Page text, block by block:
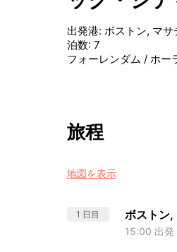
出発港: ボストン, マ
泊数: 7
フォーレンダム / ホー
旅程
地図を表示
1 日目 ボストン,
15:00 出発